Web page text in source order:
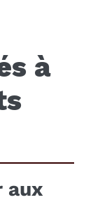
à
aux